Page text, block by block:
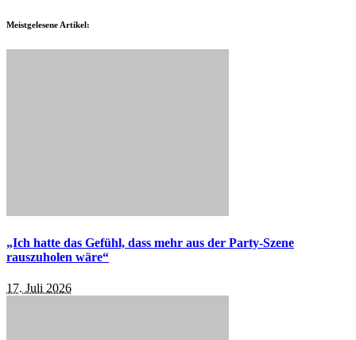
Meistgelesene Artikel:
„Ich hatte das Gefühl, dass mehr aus der Party-Szene
rauszuholen wäre“
17. Juli 2026